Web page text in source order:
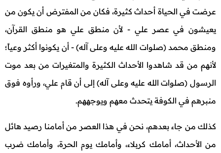
عرضت في الحياة أحداث كثيرة، فكان من المفترض أن يكون من
يعيشون في عصر علي - لأن منطق علي هو منطق القرآن،
ومنطق محمد (صلوات الله عليه وعلى آله) - أن يكونوا أكثر وعياً؛
لأنهم من قد شاهدوا الأحداث الكثيرة والمتغيرات من بعد موت
الرسول (صلوات الله عليه وعلى آله) إلى أن قام علي، ورأوه فوق
منبرهم في الكوفة يتحدث معهم ويوجههم.
كذلك من جاء بعدهم، نحن في هذا العصر من أمامنا رصيد هائل
من الأحداث، أمامك كربلاء، وأمامك يوم الحرة، وأمامك ضرب